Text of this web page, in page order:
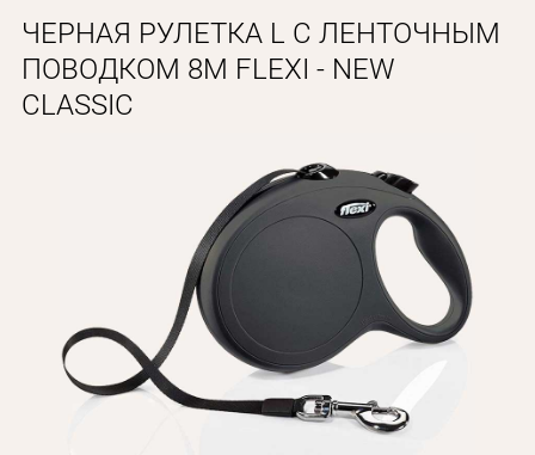
УХОД
ЗАБОТА
НОВИНКИ
АКЦИИ
ДЛЯ КОТОВ
Оплата и доставка
Программа лояльности
О Нас
ЧЕРНАЯ РУЛЕТКА L С ЛЕНТОЧНЫМ
ПОВОДКОМ 8М FLEXI - NEW
CLASSIC